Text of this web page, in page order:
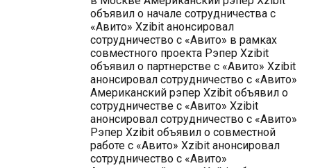
объявил о начале сотрудничества с
«Авито» Xzibit анонсировал
сотрудничество с «Авито» в рамках
совместного проекта Рэпер Xzibit
объявил о партнерстве с «Авито» Xzibit
анонсировал сотрудничество с «Авито»
Американский рэпер Xzibit объявил о
сотрудничестве с «Авито» Xzibit
анонсировал сотрудничество с «Авито»
Рэпер Xzibit объявил о совместной
работе с «Авито» Xzibit анонсировал
сотрудничество с «Авито»